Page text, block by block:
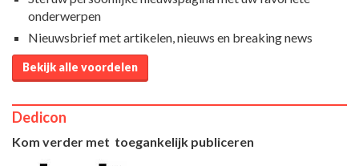
onderwerpen
Nieuwsbrief met artikelen, nieuws en breaking news
Bekijk alle voordelen
Dedicon
Kom verder met toegankelijk publiceren